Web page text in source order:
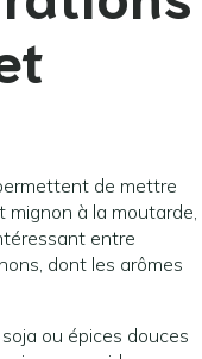
de mettre
à la moutarde,
entre
dont les arômes
ou épices douces